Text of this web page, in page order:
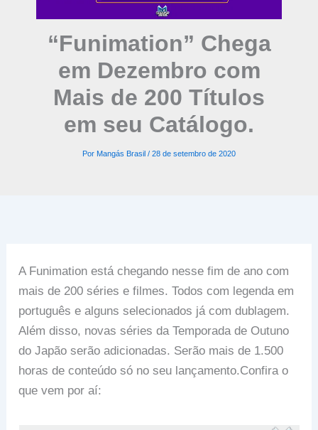
“Funimation” Chega
em Dezembro com
Mais de 200 Títulos
em seu Catálogo.
Por Mangás Brasil / 28 de setembro de 2020
A Funimation está chegando nesse fim de ano com
mais de 200 séries e filmes. Todos com legenda em
português e alguns selecionados já com dublagem.
Além disso, novas séries da Temporada de Outuno
do Japão serão adicionadas. Serão mais de 1.500
horas de conteúdo só no seu lançamento.Confira o
que vem por aí: